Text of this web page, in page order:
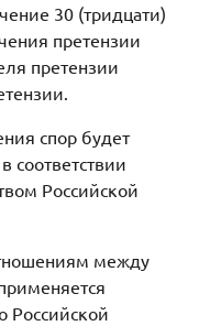
30 (тридцати)
претензии
претензии
спор будет
соответствии
Российской
между
Российской